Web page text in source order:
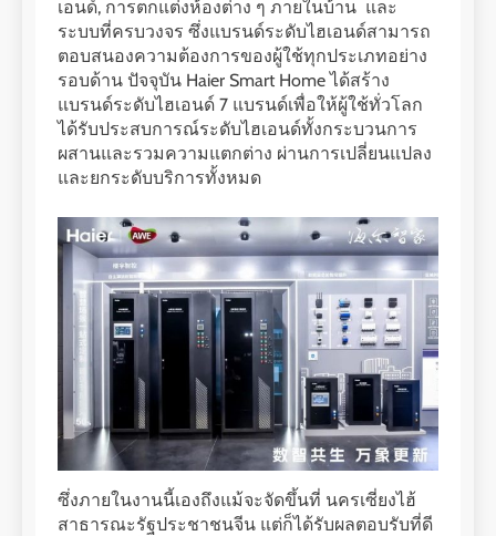
เอนด์, การตกแต่งห้องต่าง ๆ ภายในบ้าน และ
ระบบที่ครบวงจร ซึ่งแบรนด์ระดับไฮเอนด์สามารถ
ตอบสนองความต้องการของผู้ใช้ทุกประเภทอย่าง
รอบด้าน ปัจจุบัน Haier Smart Home ได้สร้าง
แบรนด์ระดับไฮเอนด์ 7 แบรนด์เพื่อให้ผู้ใช้ทั่วโลก
ได้รับประสบการณ์ระดับไฮเอนด์ทั้งกระบวนการ
ผสานและรวมความแตกต่าง ผ่านการเปลี่ยนแปลง
และยกระดับบริการทั้งหมด
ซึ่งภายในงานนี้เองถึงแม้จะจัดขึ้นที่ นครเซี่ยงไฮ้
สาธารณะรัฐประชาชนจีน แต่ก็ได้รับผลตอบรับที่ดี